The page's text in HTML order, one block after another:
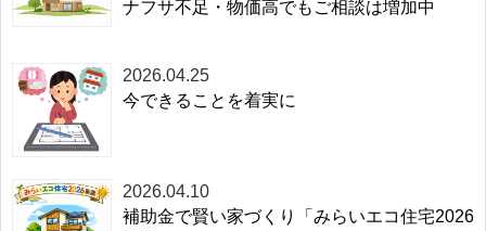
ナフサ不足・物価高でもご相談は増加中
2026.04.25
今できることを着実に
2026.04.10
補助金で賢い家づくり「みらいエコ住宅2026